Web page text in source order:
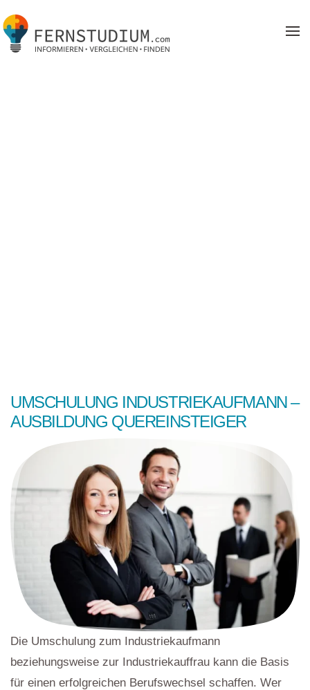
Zum Hauptinhalt springen
UMSCHULUNG INDUSTRIEKAUFMANN –
AUSBILDUNG QUEREINSTEIGER
Die Umschulung zum Industriekaufmann
beziehungsweise zur Industriekauffrau kann die Basis
für einen erfolgreichen Berufswechsel schaffen. Wer